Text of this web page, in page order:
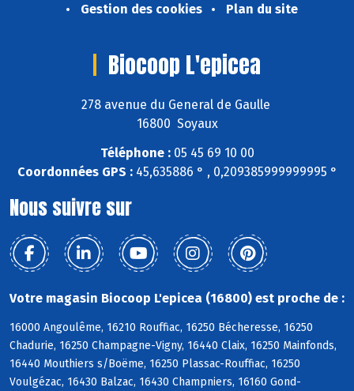
Gestion des cookies
Plan du site
Biocoop L'epicea
278 avenue du General de Gaulle
16800 Soyaux
Téléphone :05 45 69 10 00
Coordonnées GPS :45,635886 ° , 0,209385999999995 °
Nous suivre sur
Votre magasin Biocoop L'epicea (16800) est proche de :
16000 Angoulême, 16210 Rouffiac, 16250 Bécheresse, 16250
Chadurie, 16250 Champagne-Vigny, 16440 Claix, 16250 Mainfonds,
16440 Mouthiers s/Boëme, 16250 Plassac-Rouffiac, 16250
Voulgézac, 16430 Balzac, 16430 Champniers, 16160 Gond-